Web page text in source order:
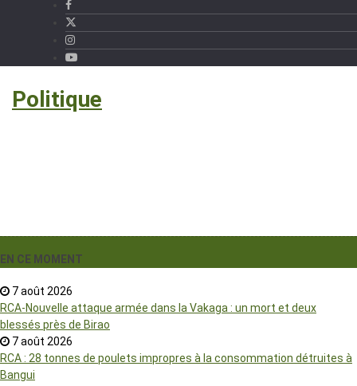
Politique
EN CE MOMENT
7 août 2026
RCA-Nouvelle attaque armée dans la Vakaga : un mort et deux
blessés près de Birao
7 août 2026
RCA : 28 tonnes de poulets impropres à la consommation détruites à
Bangui